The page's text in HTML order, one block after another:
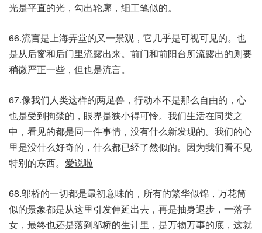
光是平直的光，勾出轮廓，细工笔似的。
66.流言是上海弄堂的又一景观，它几乎是可视可见的。也
是从后窗和后门里流露出来。前门和前阳台所流露出的则要
稍微严正一些，但也是流言。
67.像我们人类这样的两足兽，行动本不是那么自由的，心
也是受到拘禁的，眼界是狭小得可怜。我们生活在同类之
中，看见的都是同一件事情，没有什么新发现的。我们的心
里是没什么好奇的，什么都已经了然似的。因为我们看不见
特别的东西。 爱说啦
68.邬桥的一切都是最初意味的，所有的繁华似锦，万花筒
似的景象都是从这里引发伸延出去，再是抽身退步，一落子
女，最终也还是落到邬桥的生计里，是万物万事的底，这就